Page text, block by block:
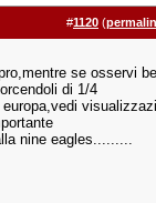
#1120 (
se osservi
di 1/4
nine eagles.........